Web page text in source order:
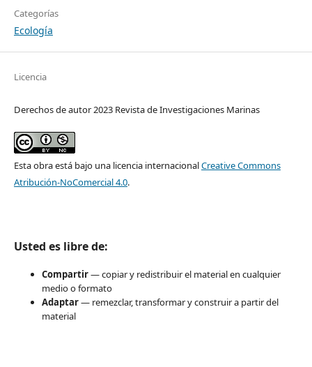
Categorías
Ecología
Licencia
Derechos de autor 2023 Revista de Investigaciones Marinas
Esta obra está bajo una licencia internacionalCreative Commons
Atribución-NoComercial 4.0.
Usted es libre de:
Compartir— copiar y redistribuir el material en cualquier
medio o formato
Adaptar— remezclar, transformar y construir a partir del
material